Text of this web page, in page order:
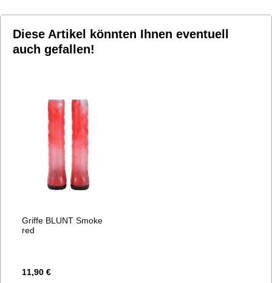
Diese Artikel könnten Ihnen eventuell
auch gefallen!
Griffe BLUNT Smoke
red
11,90 €